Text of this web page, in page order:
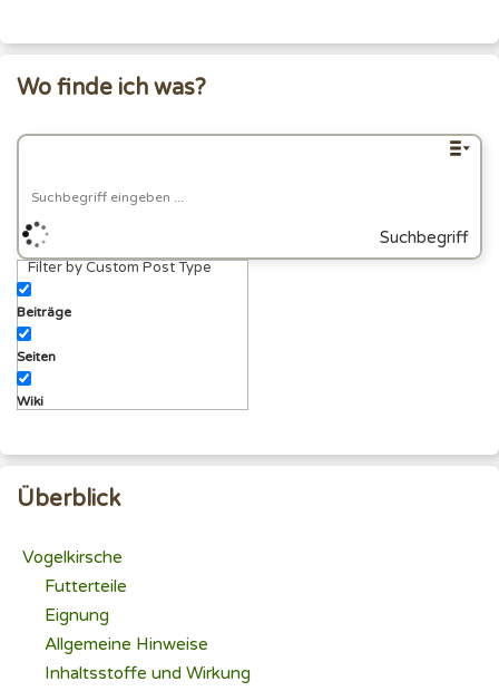
Wo finde ich was?
Suchbegriff
Filter by Custom Post Type
Beiträge
Seiten
Wiki
Überblick
Vogelkirsche
Futterteile
Eignung
Allgemeine Hinweise
Inhaltsstoffe und Wirkung